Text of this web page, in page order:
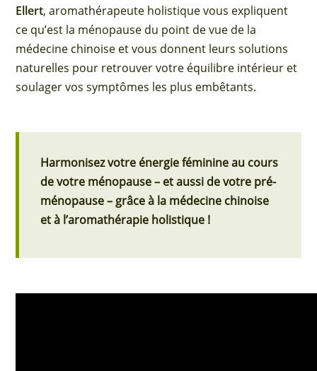
Ellert, aromathérapeute holistique vous expliquent
ce qu’est la ménopause du point de vue de la
médecine chinoise et vous donnent leurs solutions
naturelles pour retrouver votre équilibre intérieur et
soulager vos symptômes les plus embêtants.
Harmonisez votre énergie féminine au cours
de votre ménopause – et aussi de votre pré-
ménopause – grâce à la médecine chinoise
et à l’aromathérapie holistique !